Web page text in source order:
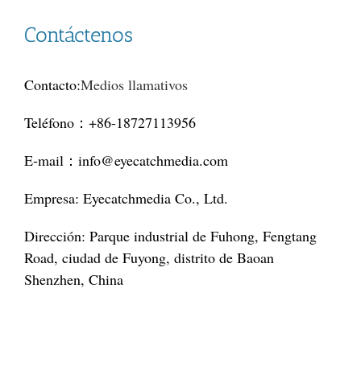
Contáctenos
Contacto:Medios llamativos
Teléfono：+86-18727113956
E-mail： info@eyecatchmedia.com
Empresa: Eyecatchmedia Co., Ltd.
Dirección: Parque industrial de Fuhong, Fengtang
Road, ciudad de Fuyong, distrito de Baoan
Shenzhen, China